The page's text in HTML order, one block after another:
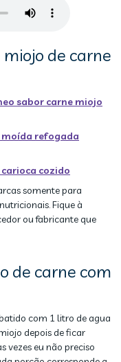
de carne
sabor carne miojo
moída refogada
cozido
somente para
Fique à
ou fabricante que
de carne com
com 1 litro de agua
depois de ficar
vezes eu não preciso